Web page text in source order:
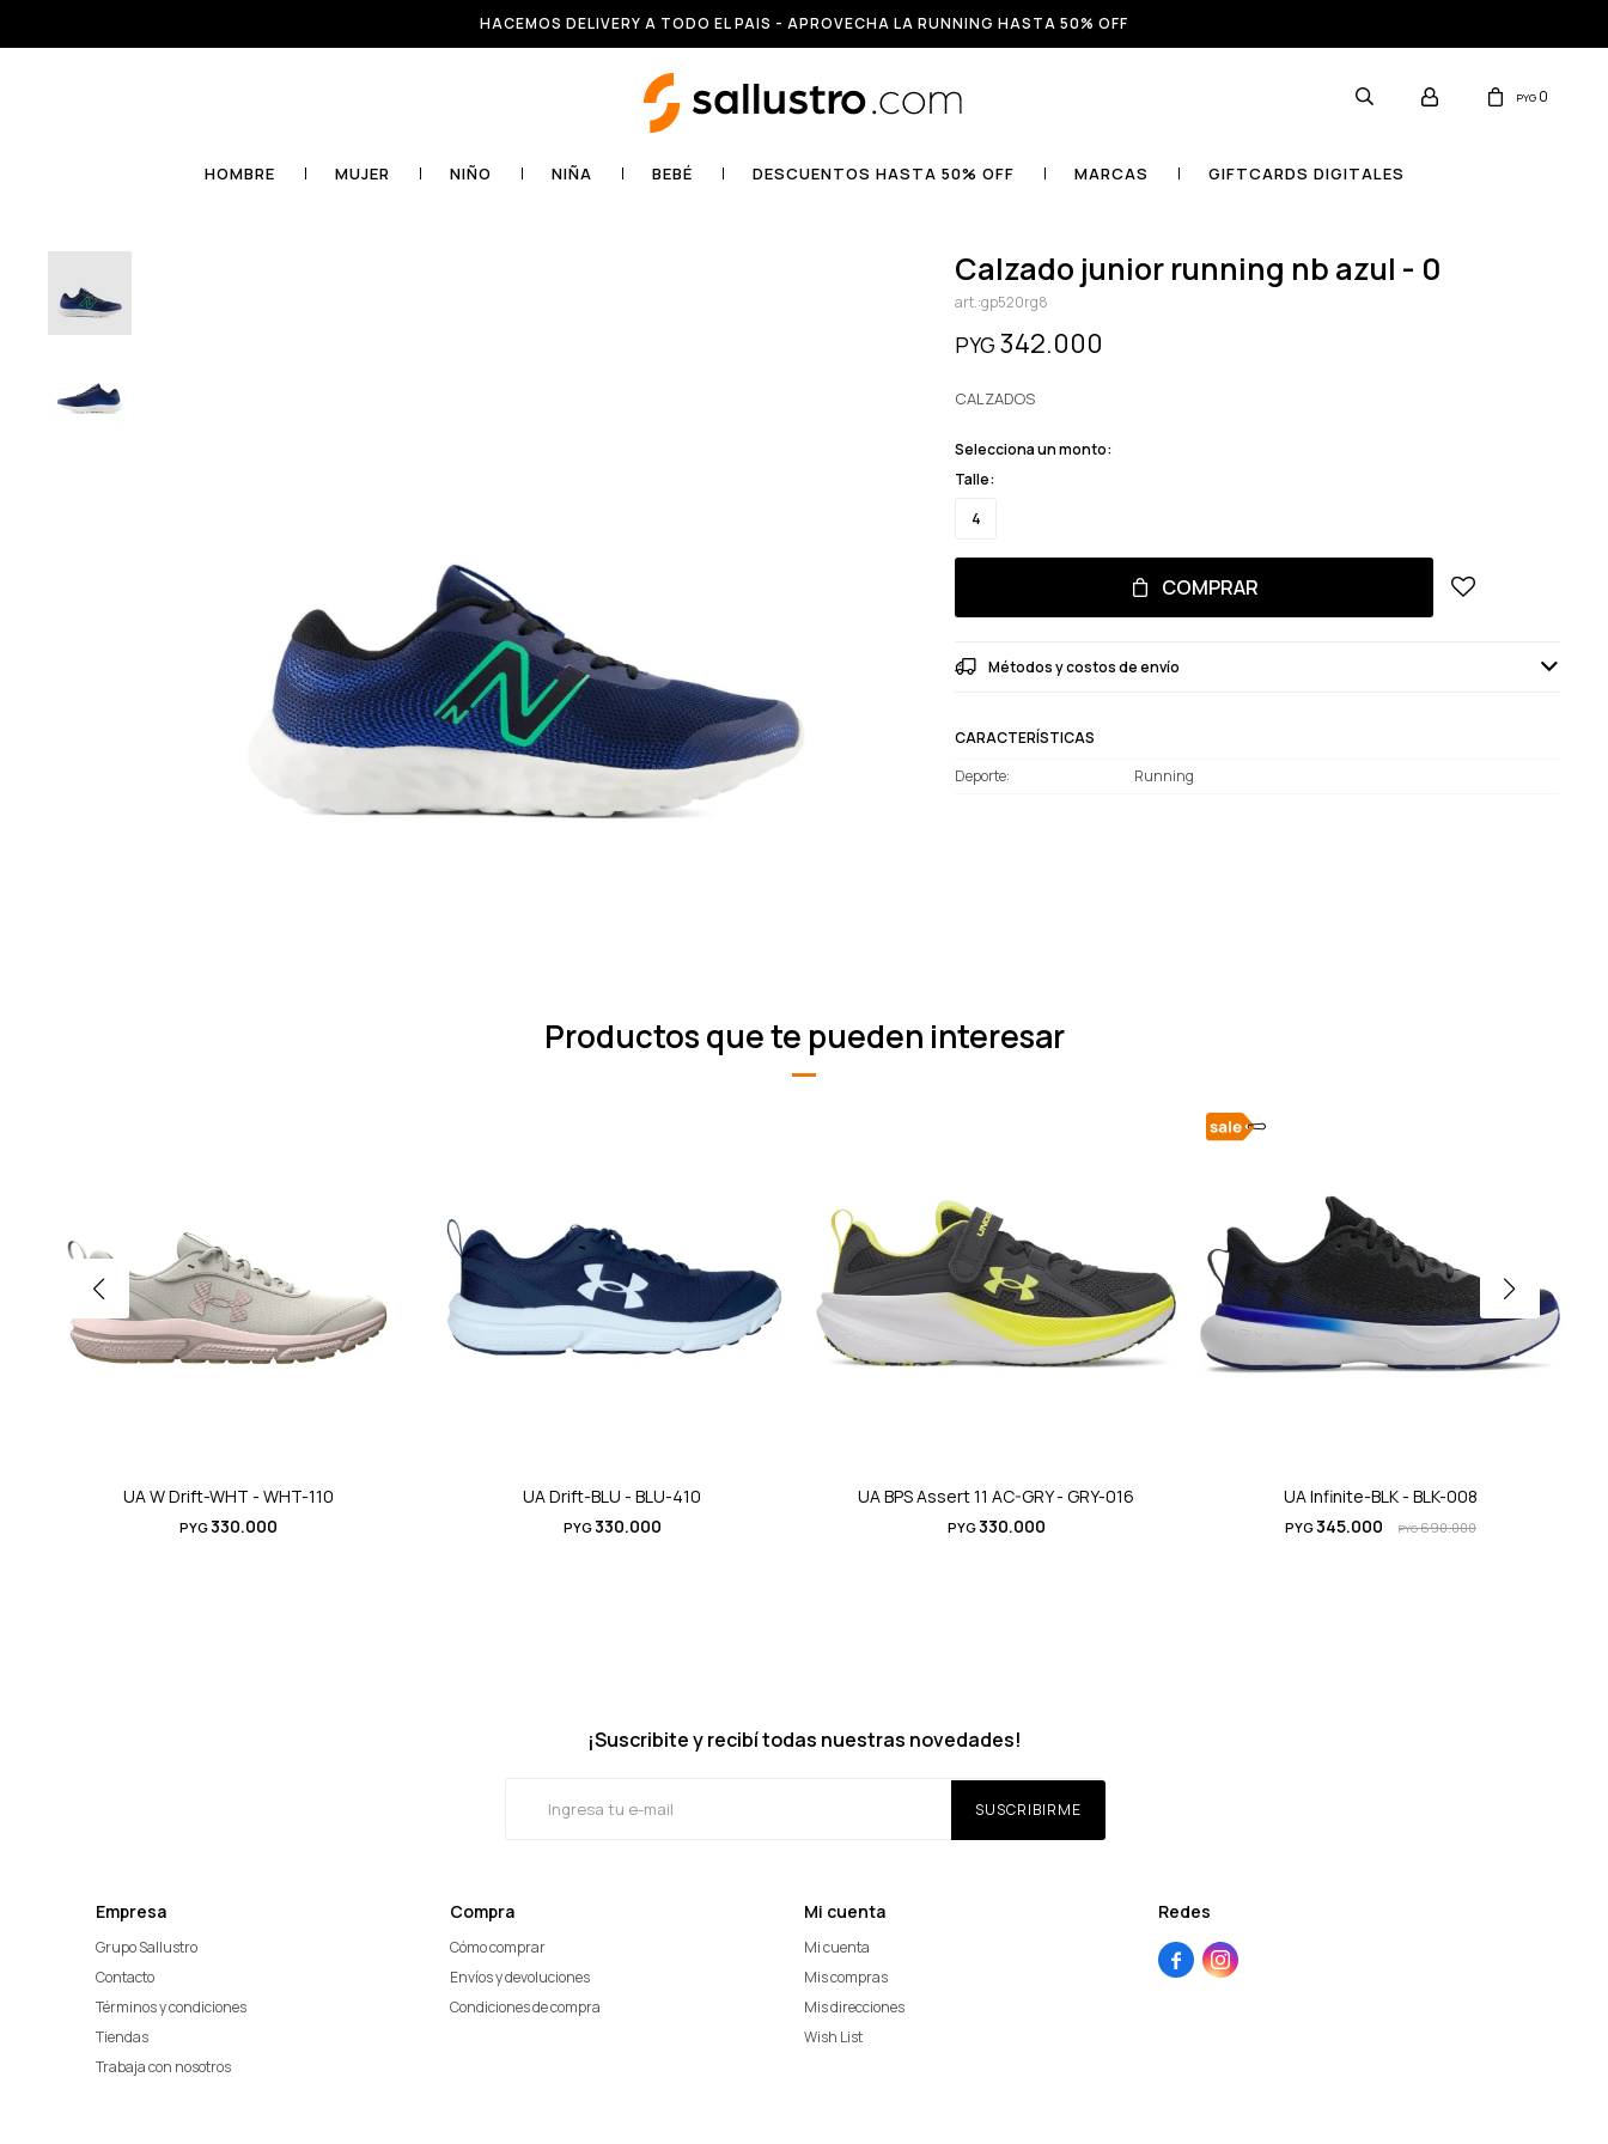
HACEMOS DELIVERY A TODO EL PAIS - APROVECHA LA RUNNING HASTA 50% OFF
HOMBRE MUJER NIÑO NIÑA BEBÉ DESCUENTOS HASTA 50% OFF MARCAS GIFTCARDS DIGITALES
PYG 0
calzado junior running nb azul - 0
gp520rg8
PYG 342.000
CALZADOS
Selecciona un monto:
Talle:
4
COMPRAR
Métodos y costos de envío
CARACTERÍSTICAS
Deporte
Running
Productos que te pueden interesar
UA W Drift-WHT - WHT-110
PYG330.000
UA Drift-BLU - BLU-410
PYG330.000
UA BPS Assert 11 AC-GRY - GRY-016
PYG330.000
UA Infinite-BLK - BLK-008
PYG345.000 PYG690.000
Empresa
Grupo Sallustro
Contacto
Términos y condiciones
Tiendas
Trabaja con nosotros
Compra
Cómo comprar
Envíos y devoluciones
Condiciones de compra
Mi cuenta
Mi cuenta
Mis compras
Mis direcciones
Wish List
Redes
 
¡Suscribite y recibí todas nuestras novedades!
SUSCRIBIRME